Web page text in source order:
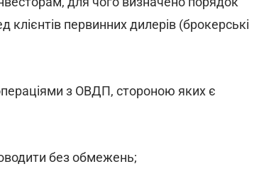
первинних дилерів (брокерські
з ОВДП, стороною яких є
без обмежень;